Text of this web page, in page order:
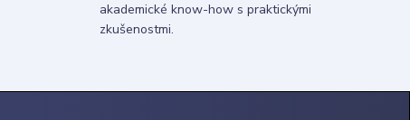
akademické know-how s praktickými
zkušenostmi.